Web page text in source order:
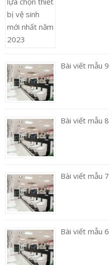
Bài viết mẫu 9
Bài viết mẫu 8
Bài viết mẫu 7
Bài viết mẫu 6